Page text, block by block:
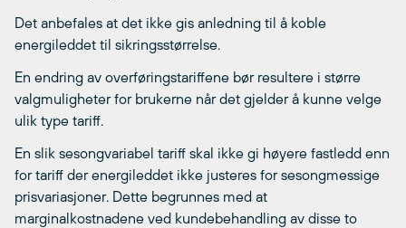
Det anbefales at det ikke gis anledning til å koble
energileddet til sikringsstørrelse.
En endring av overføringstariffene bør resultere i større
valgmuligheter for brukerne når det gjelder å kunne velge
ulik type tariff.
En slik sesongvariabel tariff skal ikke gi høyere fastledd enn
for tariff der energileddet ikke justeres for sesongmessige
prisvariasjoner. Dette begrunnes med at
marginalkostnadene ved kundebehandling av disse to